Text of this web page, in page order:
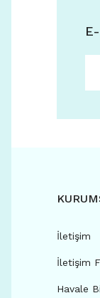
İletişim
İletişim
Havale